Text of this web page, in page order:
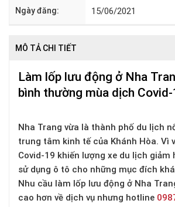
Ngày đăng: 15/06/2021
MÔ TẢ CHI TIẾT
Làm lốp lưu động ở Nha
bình thường mùa dịch
Nha Trang vừa là thành phố du lịch
trung tâm kinh tế của Khánh Hòa. Vì
Covid-19 khiến lượng xe du lịch giảm
sử dụng ô tô cho những mục đích
Nhu cầu làm lốp lưu động ở Nha
cao hơn về dịch vụ nhưng hotline